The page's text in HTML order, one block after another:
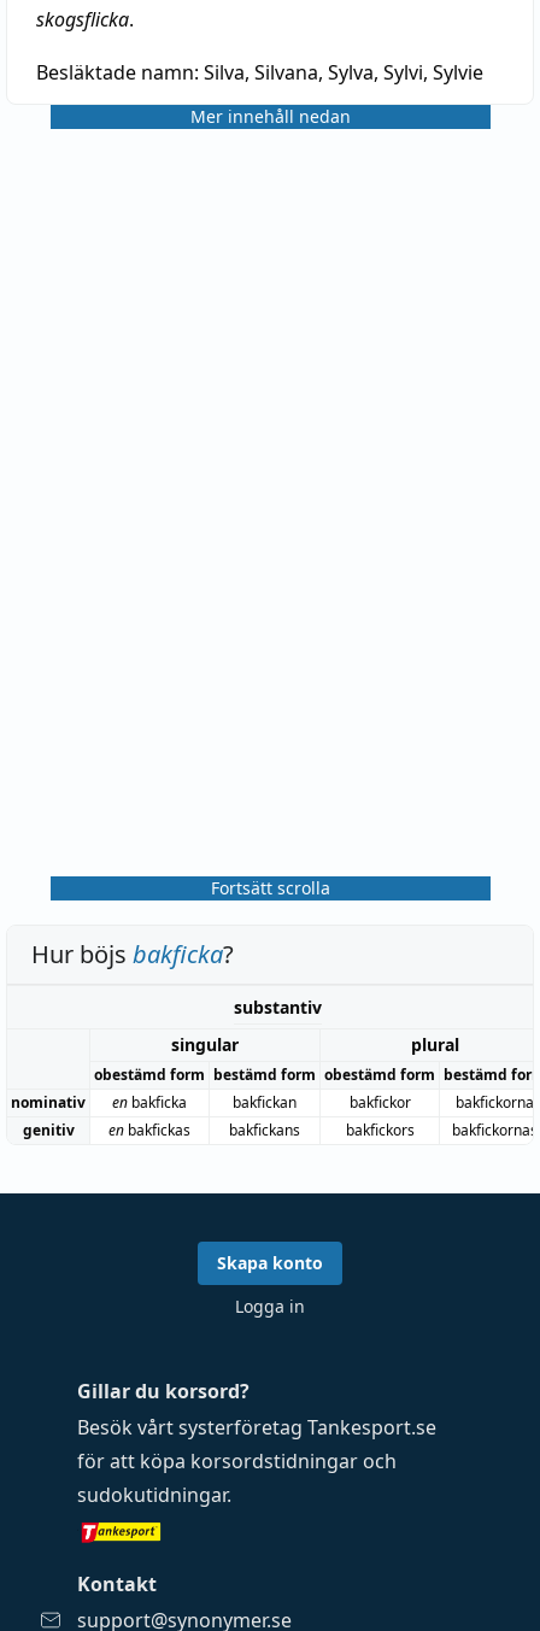
skogsflicka.
Besläktade namn: Silva, Silvana, Sylva, Sylvi, Sylvie
Mer innehåll nedan
Fortsätt scrolla
Hur böjs bakficka?
substantiv
singular
plural
obestämd form bestämd form obestämd form bestämd
nominativ
en bakficka bakfickan bakfickor
bakfickorna
genitiv
en bakfickas bakfickans bakfickors bakfickornas
Gillar du korsord?
Besök vårt systerföretag Tankesport.se
för att köpa korsordstidningar och
sudokutidningar.
Kontakt
support@synonymer.se
Skapa konto
Logga in